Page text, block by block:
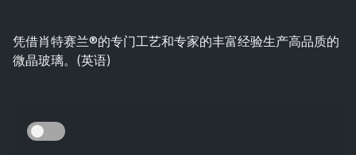
凭借肖特赛兰®的专门工艺和专家的丰富经验生产高品质的
微晶玻璃。(英语)